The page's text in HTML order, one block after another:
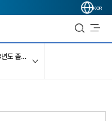
KOR
2023년도 졸업생취업현황